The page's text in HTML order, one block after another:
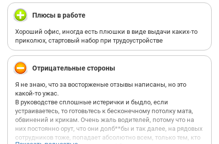
Плюсы в работе
Хороший офис, иногда есть плюшки в виде выдачи каких-то
приколюх, стартовый набор при трудоустройстве
Отрицательные стороны
Я не знаю, что за восторженые отзывы написаны, но это
какой-то ужас.
В руководстве сплошные истерички и быдло, если
устраиваетесь, то готовьтесь к бесконечному потолку мата,
обвинений и крикам. Очень жаль водителей, потому что на
них постоянно орут, что они долб**бы и так далее, на рядовых
сотрудников тоже, попадает абсолютно всем, только тем, кто